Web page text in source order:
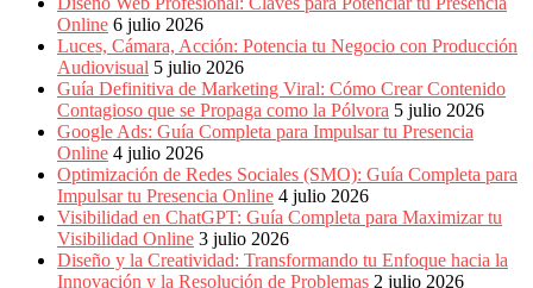
Online 6 julio 2026
Luces, Cámara, Acción: Potencia tu Negocio con Producción
Audiovisual 5 julio 2026
Guía Definitiva de Marketing Viral: Cómo Crear Contenido
Contagioso que se Propaga como la Pólvora 5 julio 2026
Google Ads: Guía Completa para Impulsar tu Presencia
Online 4 julio 2026
Optimización de Redes Sociales (SMO): Guía Completa para
Impulsar tu Presencia Online 4 julio 2026
Visibilidad en ChatGPT: Guía Completa para Maximizar tu
Visibilidad Online 3 julio 2026
Diseño y la Creatividad: Transformando tu Enfoque hacia la
Innovación y la Resolución de Problemas 2 julio 2026